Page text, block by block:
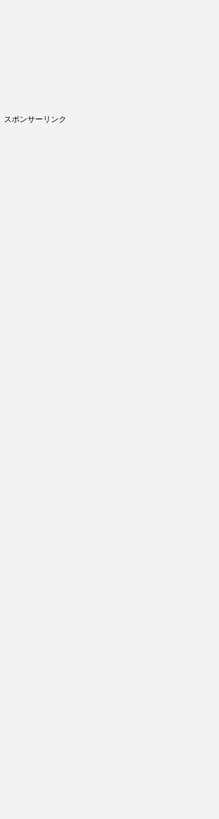
スポンサーリンク